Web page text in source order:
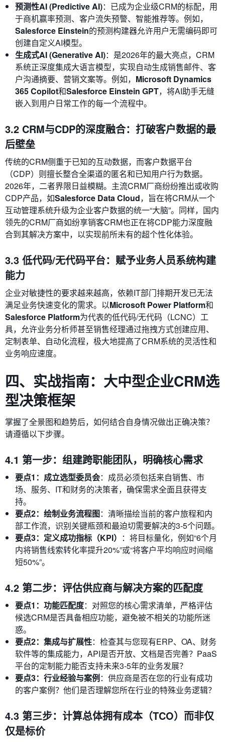
预测性AI (Predictive AI)：已成为企业级CRM的标配，用
于商机赢率预测、客户流失预警、智能推荐等。例如，
Salesforce Einstein的预测构建器允许用户无需编码即可
创建自定义AI模型。
生成式AI (Generative AI)：是2026年的最大亮点，CRM
系统正深度集成大语言模型，实现自动生成销售邮件、客
户沟通摘要、营销文案等。例如， Microsoft Dynamics
365 Copilot和Salesforce Einstein GPT，将AI助手无缝
嵌入到用户日常工作的每一个流程中。
3.2 CRM与CDP的深度融合：打破客户数据的最
后壁垒
传统的CRM侧重于已知的互动数据，而客户数据平台
（CDP）则擅长整合全渠道的匿名和已知用户行为数据。
2026年，二者界限日益模糊。主流CRM厂商纷纷推出或收购
CDP产品，如Salesforce Data Cloud，旨在将CRM从一个
互动管理系统升级为企业客户数据的统一“大脑”。同样，国内
领先的CRM厂商如纷享销客CRM也正在将CDP能力深度融
合到其解决方案中，以实现前所未有的超个性化体验。
3.3 低代码/无代码平台：赋予业务人员系统构建
能力
企业对敏捷性的要求越来越高，依赖IT部门排期开发已无法
满足业务快速变化的需求。以Microsoft Power Platform和
Salesforce Platform为代表的低代码/无代码（LCNC）工
具，允许业务分析师甚至销售经理通过拖拽方式创建应用、
定制表单、自动化流程，极大地提高了CRM系统的灵活性和
业务响应速度。
四、实战指南：大中型企业CRM选
型决策框架
掌握了全景图和趋势后，如何结合自身情况做出正确决策？
请遵循以下步骤。
4.1 第一步：组建跨职能团队，明确核心需求
要点1：成立选型委员会：成员必须包括来自销售、市
场、服务、IT和财务的决策者，确保需求全面且获得支
持。
要点2：绘制业务流程图：清晰描绘当前的客户旅程和内
部工作流，识别关键瓶颈和最迫切需要解决的3-5个问题。
要点3：定义成功指标（KPI） ：将目标量化，例如“6个月
内将销售线索转化率提升20%”或“将客户平均响应时间缩
短50%”。
4.2 第二步：评估供应商与解决方案的匹配度
要点1：功能匹配度：对照您的核心需求清单，严格评估
候选CRM是否具备相应功能，避免被不相关的功能所迷
惑。
要点2：集成与扩展性：检查其与您现有ERP、OA、财务
软件等的集成能力，API是否开放、文档是否完善？PaaS
平台的定制能力能否支持未来3-5年的业务发展？
要点3：行业经验与案例：供应商是否在您的行业有成功
的客户案例？他们是否理解您所在行业的特殊业务逻辑？
4.3 第三步：计算总体拥有成本（TCO）而非仅
仅是标价